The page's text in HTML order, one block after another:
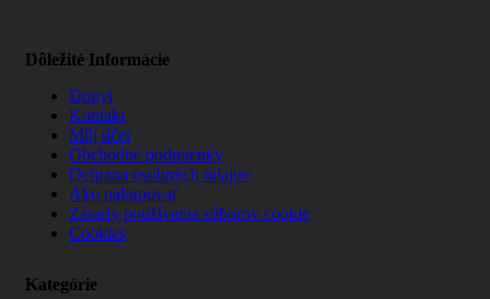
Dôležité Informácie
Dopyt
Kontakt
Môj účet
Obchodné podmienky
Ochrana osobných údajov
Ako nakupovať
Zásady používania súborov cookie
Cookies
Kategórie